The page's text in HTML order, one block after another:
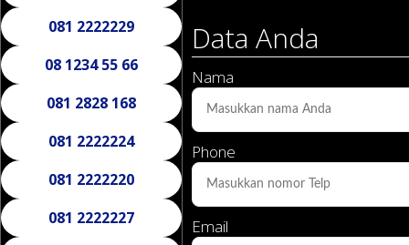
081 2222229
08 1234 55 66
081 2828 168
081 2222224
081 2222220
081 2222227
Data Anda
Nama
Phone
Email